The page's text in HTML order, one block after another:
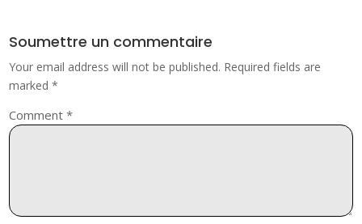
Soumettre un commentaire
Your email address will not be published. Required fields are
marked*
Comment*